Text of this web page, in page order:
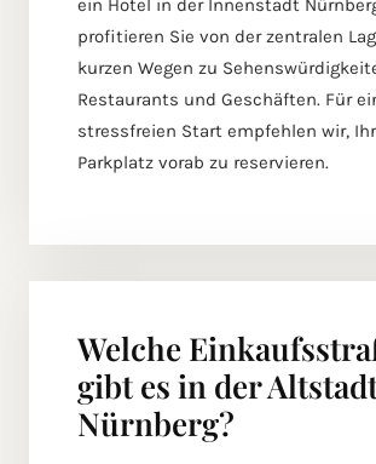
ein Hotel in der Innenstadt
profitieren Sie von der zentralen
kurzen Wegen zu
Restaurants und Geschäften. Für
stressfreien Start empfehlen wir,
Parkplatz vorab zu reservieren.
Welche
gibt es in der
Nürnberg?